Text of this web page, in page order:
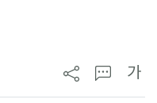
가